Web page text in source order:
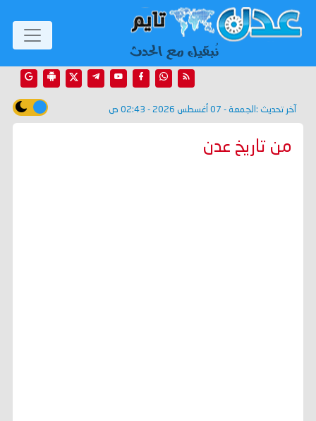
آخر تحديث : الجمعة - 07 أغسطس 2026 - 02:43 ص
من تاريخ عدن